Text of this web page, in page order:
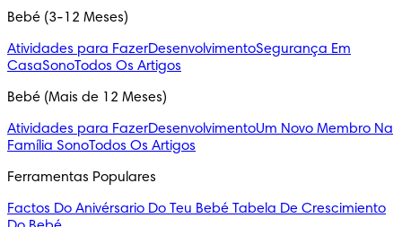
Bebé (3-12 Meses)
Atividades para FazerDesenvolvimentoSegurança Em
CasaSonoTodos Os Artigos
Bebé (Mais de 12 Meses)
Atividades para FazerDesenvolvimentoUm Novo Membro Na
Família SonoTodos Os Artigos
Ferramentas Populares
Factos Do Anivérsario Do Teu Bebé Tabela De Crescimiento